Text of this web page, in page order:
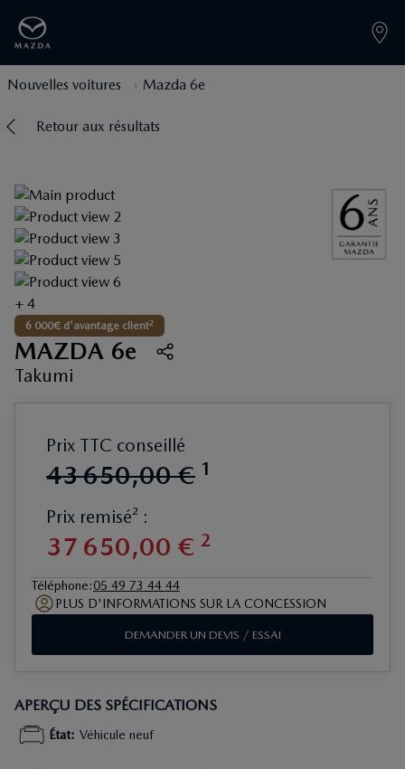
Nouvelles voitures Mazda 6e
Retour aux résultats
+ 4
6 000€ d'avantage client2
MAZDA 6e
Takumi
Prix TTC conseillé
43650,00 € 1
Prix remisé² :
37 650,00 € 2
Téléphone:05 49 73 44 44
PLUS D'INFORMATIONS SUR LA CONCESSION
DEMANDER UN DEVIS / ESSAI
APERÇU DES SPÉCIFICATIONS
État: Véhicule neuf